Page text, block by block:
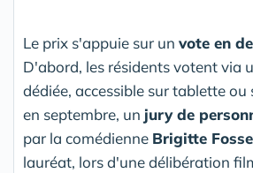
Le prix s'appuie sur un vote en
D'abord, les résidents votent via
dédiée, accessible sur tablette ou
en septembre, un jury de
par la comédienne Brigitte
lauréat, lors d'une délibération